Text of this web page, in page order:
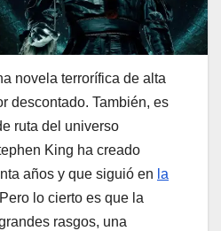
novela terrorífica de alta
descontado. También, es
ruta del universo
King ha creado
años y que siguió en la
lo cierto es que la
rasgos, una